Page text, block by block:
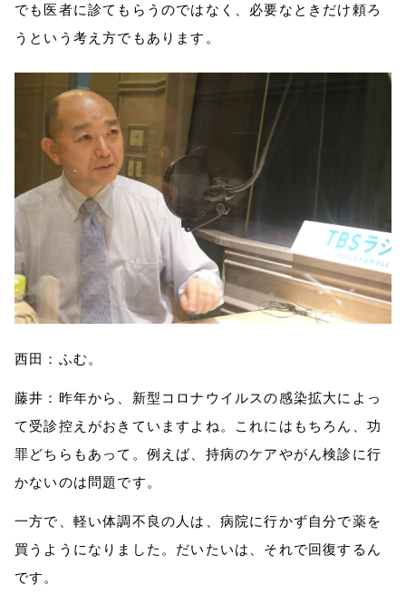
でも医者に診てもらうのではなく、必要なときだけ頼ろ
うという考え方でもあります。
西田：ふむ。
藤井：昨年から、 新型コロナ ウイルスの感染拡大によっ
て受診控えがおきていますよね。これにはもちろん、功
罪どちらもあって。例えば、持病のケアやがん検診に行
かないのは問題です。
一方で、軽い体調不良の人は、病院に行かず自分で薬を
買うようになりました。だいたいは、それで回復するん
です。